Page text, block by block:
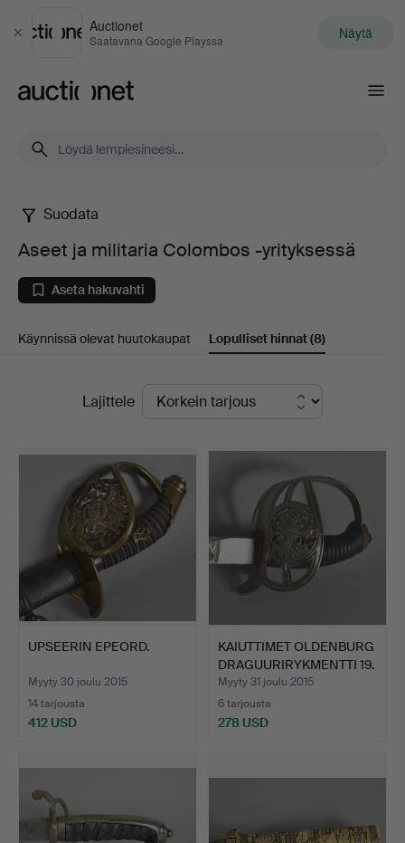
Sulje
Auctionet
Saatavana Google Playssa Näytä
Aseet
ja
militaria
Colombos
Suodata
Aseet ja militaria Colombos -yrityksessä
Aseta hakuvahti
Käynnissä olevat huutokaupat Lopulliset hinnat(8)
LopullisetLajittele
UPSEERIN EPEORD.
Myyty 30 joulu 2015
14 tarjousta
412 USD
KAIUTTIMET OLDENBURG
DRAGUURIRYKMENTTI 19.
Myyty 31 joulu 2015
6 tarjousta
278 USD